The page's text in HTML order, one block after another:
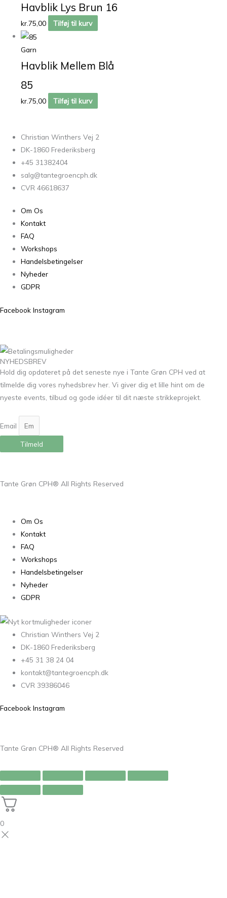
Havblik Lys Brun 16
kr.75,00 Tilføj til kurv
Garn
Havblik Mellem Blå
85
kr.75,00 Tilføj til kurv
Christian Winthers Vej 2
DK-1860 Frederiksberg
+45 31382404
salg@tantegroencph.dk
CVR 46618637
Om Os
Kontakt
FAQ
Workshops
Handelsbetingelser
Nyheder
GDPR
Facebook Instagram
NYHEDSBREV
Hold dig opdateret på det seneste nye i Tante Grøn CPH ved at
tilmelde dig vores nyhedsbrev her. Vi giver dig et lille hint om de
nyeste events, tilbud og gode idéer til dit næste strikkeprojekt.
Email
Tilmeld
Tante Grøn CPH® All Rights Reserved
Om Os
Kontakt
FAQ
Workshops
Handelsbetingelser
Nyheder
GDPR
Christian Winthers Vej 2
DK-1860 Frederiksberg
+45 31 38 24 04
kontakt@tantegroencph.dk
CVR 39386046
Facebook Instagram
Tante Grøn CPH® All Rights Reserved
0